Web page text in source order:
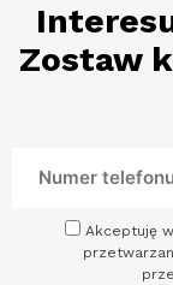
Zostaw
Akceptuję